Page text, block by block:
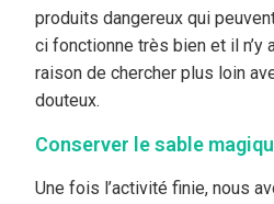
produits dangereux qui
ci fonctionne très bien et il n’y
raison de chercher plus loin
douteux.
Conserver le sable
Une fois l’activité finie, nous